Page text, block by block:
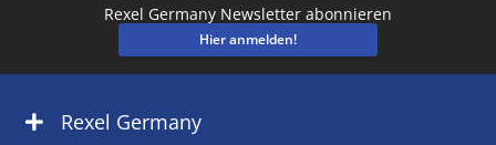
Rexel Germany Newsletter abonnieren
Hier anmelden!
Rexel Germany